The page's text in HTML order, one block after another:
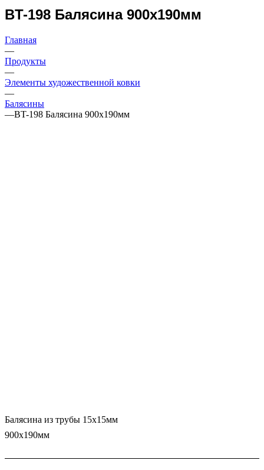
BT-198 Балясина 900х190мм
Главная
—
Продукты
—
Элементы художественной ковки
—
Балясины
—BT-198 Балясина 900х190мм
Балясина из трубы 15х15мм
900х190мм